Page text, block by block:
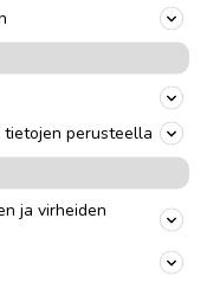
perusteella
ja virheiden